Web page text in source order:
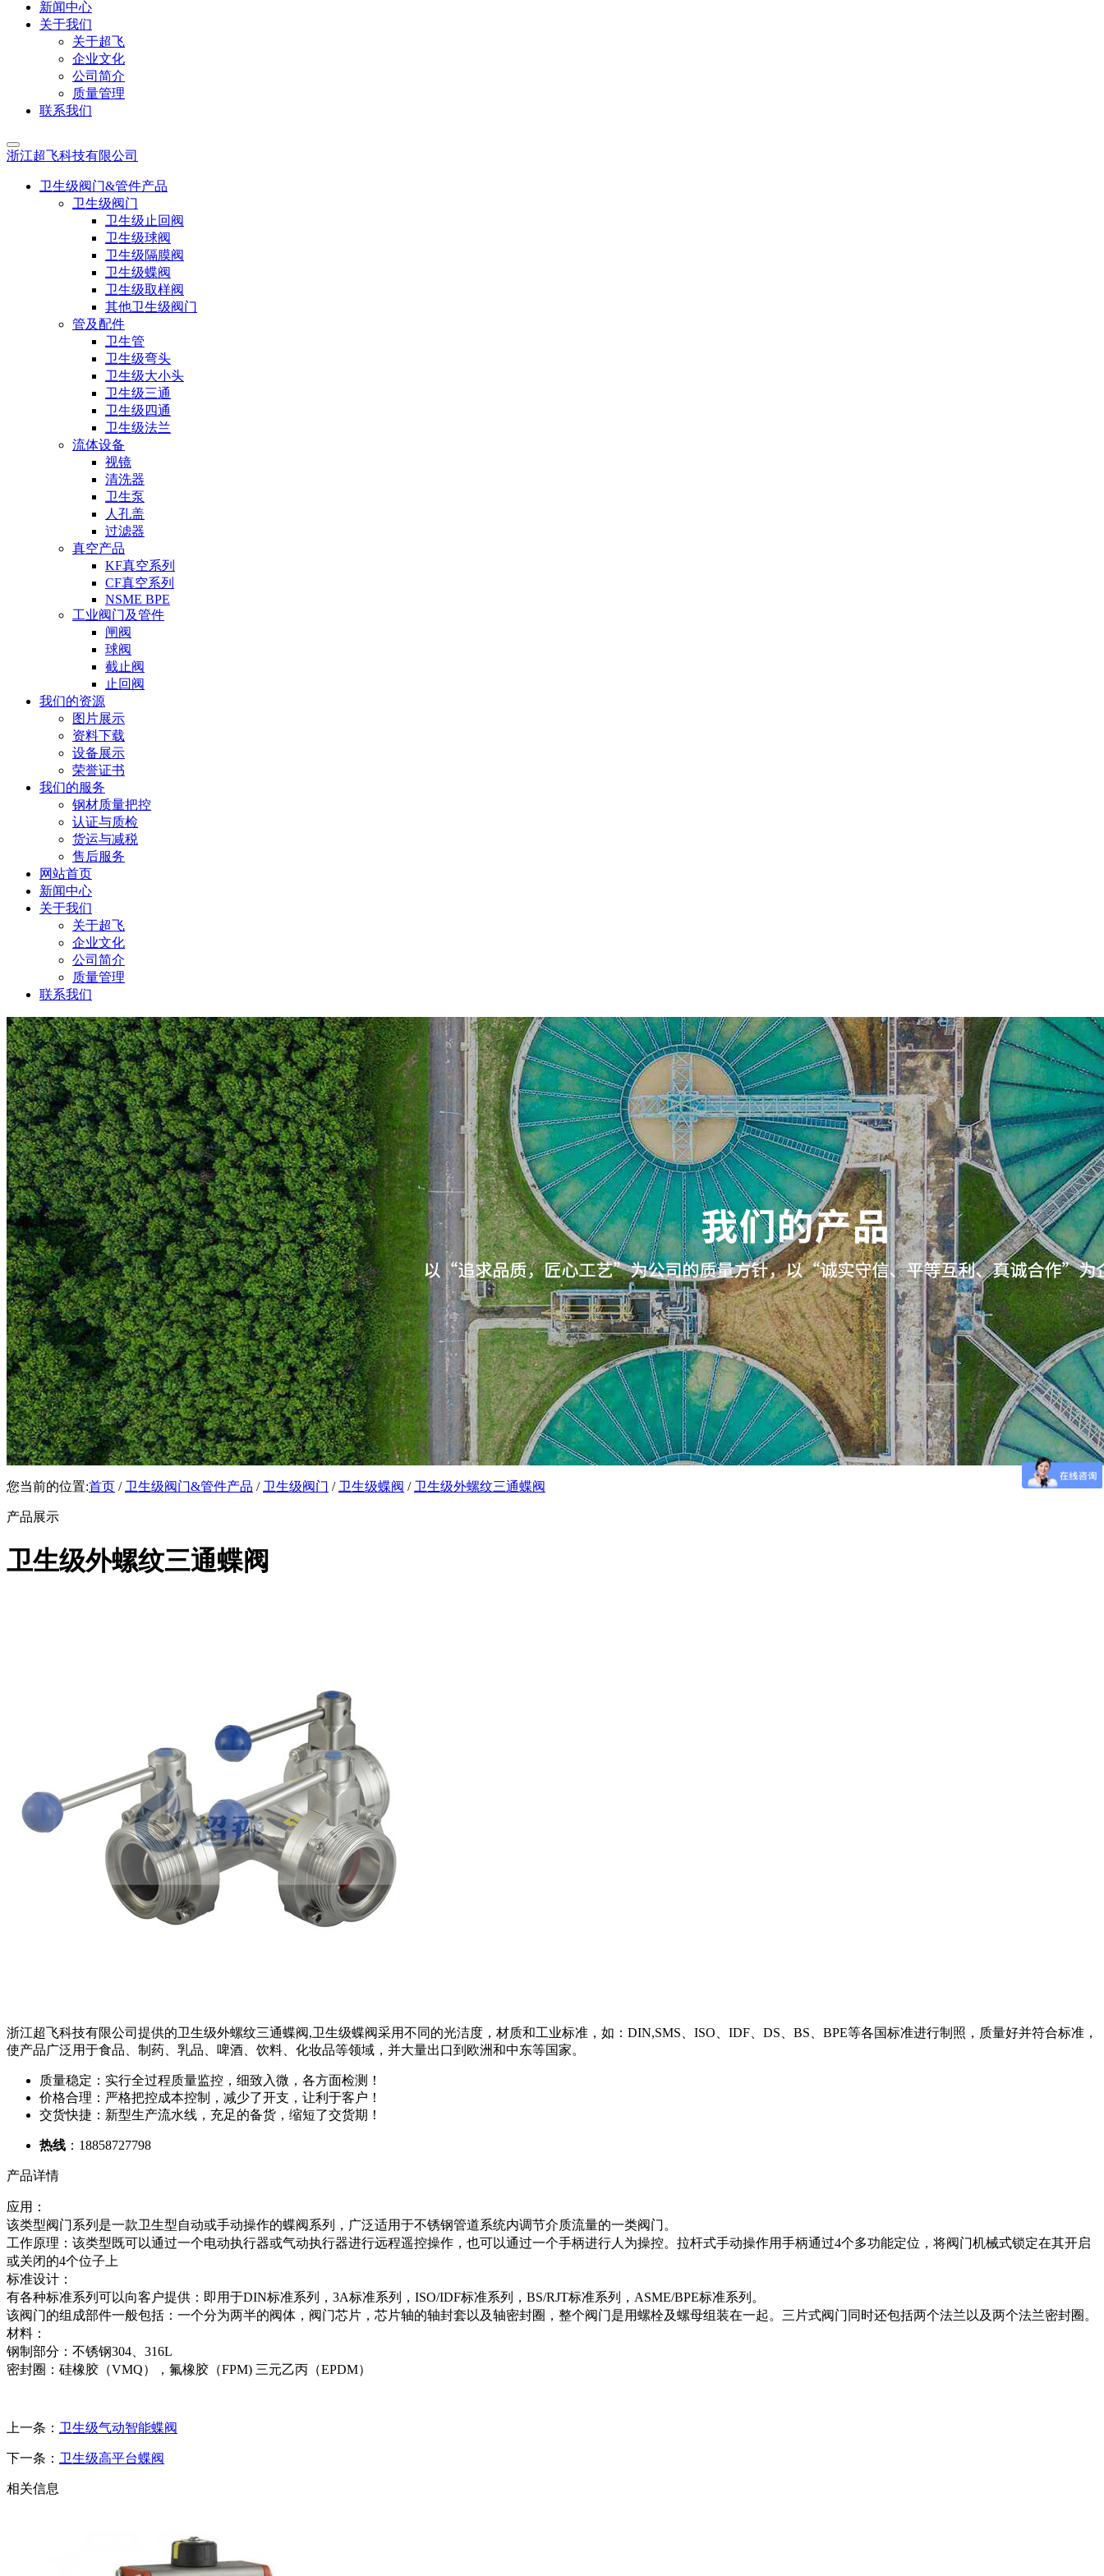
新闻中心
关于我们
关于超飞
企业文化
公司简介
质量管理
联系我们
浙江超飞科技有限公司
卫生级阀门&管件产品
卫生级阀门
卫生级止回阀
卫生级球阀
卫生级隔膜阀
卫生级蝶阀
卫生级取样阀
其他卫生级阀门
管及配件
卫生管
卫生级弯头
卫生级大小头
卫生级三通
卫生级四通
卫生级法兰
流体设备
视镜
清洗器
卫生泵
人孔盖
过滤器
真空产品
KF真空系列
CF真空系列
NSME BPE
工业阀门及管件
闸阀
球阀
截止阀
止回阀
我们的资源
图片展示
资料下载
设备展示
荣誉证书
我们的服务
钢材质量把控
认证与质检
货运与减税
售后服务
网站首页
新闻中心
关于我们
关于超飞
企业文化
公司简介
质量管理
联系我们
您当前的位置:首页 / 卫生级阀门&管件产品 / 卫生级阀门 / 卫生级蝶阀 / 卫生级外螺纹三通蝶阀
产品展示
卫生级外螺纹三通蝶阀
浙江超飞科技有限公司提供的卫生级外螺纹三通蝶阀,卫生级蝶阀采用不同的光洁度，材质和工业标准，如：DIN,SMS、ISO、IDF、DS、BS、BPE等各国标准进行制照，质量好并符合标准，
使产品广泛用于食品、制药、乳品、啤酒、饮料、化妆品等领域，并大量出口到欧洲和中东等国家。
质量稳定：实行全过程质量监控，细致入微，各方面检测！
价格合理：严格把控成本控制，减少了开支，让利于客户！
交货快捷：新型生产流水线，充足的备货，缩短了交货期！
热线 ：18858727798
产品详情
应用：
该类型阀门系列是一款卫生型自动或手动操作的蝶阀系列，广泛适用于不锈钢管道系统内调节介质流量的一类阀门。
工作原理：该类型既可以通过一个电动执行器或气动执行器进行远程遥控操作，也可以通过一个手柄进行人为操控。拉杆式手动操作用手柄通过4个多功能定位，将阀门机械式锁定在其开启
或关闭的4个位子上
标准设计：
有各种标准系列可以向客户提供：即用于DIN标准系列，3A标准系列，ISO/IDF标准系列，BS/RJT标准系列，ASME/BPE标准系列。
该阀门的组成部件一般包括：一个分为两半的阀体，阀门芯片，芯片轴的轴封套以及轴密封圈，整个阀门是用螺栓及螺母组装在一起。三片式阀门同时还包括两个法兰以及两个法兰密封圈。
材料：
钢制部分：不锈钢304、316L
密封圈：硅橡胶（VMQ），氟橡胶（FPM) 三元乙丙（EPDM）
上一条： 卫生级气动智能蝶阀
下一条： 卫生级高平台蝶阀
相关信息